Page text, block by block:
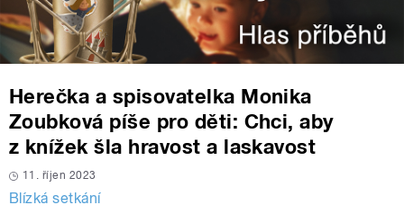
Herečka a spisovatelka Monika
Zoubková píše pro děti: Chci, aby
z knížek šla hravost a laskavost
11. říjen 2023
Blízká setkání